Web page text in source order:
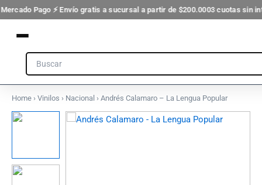
Pago ⚡ Envío gratis a sucursal a partir de $200.0003 cuotas sin
Ir
al
contenido
Search
Home › Vinilos › Nacional › Andrés Calamaro – La Lengua Popular